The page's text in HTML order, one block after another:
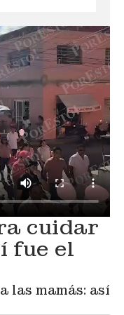
cuidar
fue el
las mamás: así